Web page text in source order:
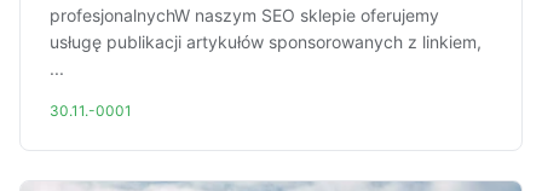
profesjonalnychW naszym SEO sklepie oferujemy
usługę publikacji artykułów sponsorowanych z linkiem,
...
30.11.-0001